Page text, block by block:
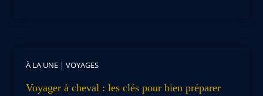
À LA UNE | VOYAGES
Voyager à cheval : les clés pour bien préparer